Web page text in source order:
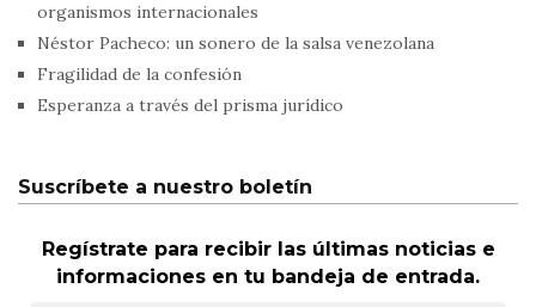
organismos internacionales
Néstor Pacheco: un sonero de la salsa venezolana
Fragilidad de la confesión
Esperanza a través del prisma jurídico
Suscríbete a nuestro boletín
Regístrate para recibir las últimas noticias e
informaciones en tu bandeja de entrada.